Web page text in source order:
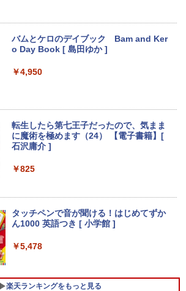
バムとケロのデイブック Bam and Ker
o Day Book [ 島田ゆか ]
￥4,950
転生したら第七王子だったので、気まま
に魔術を極めます（24） 【電子書籍】[
石沢庸介 ]
￥825
タッチペンで音が聞ける！はじめてずか
ん1000 英語つき [ 小学館 ]
￥5,478
楽天ランキングをもっと見る